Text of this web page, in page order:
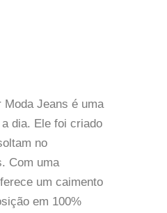
Jeans é uma
dia. Ele foi criado
no
Com uma
um caimento
em 100%